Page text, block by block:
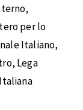
per lo
Italiano,
Lega